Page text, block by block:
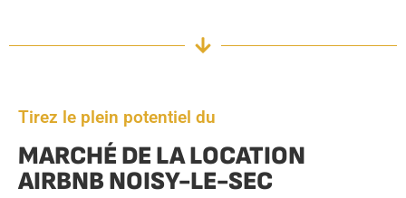
Tirez le plein potentiel du
MARCHÉ DE LA LOCATION
AIRBNB NOISY-LE-SEC